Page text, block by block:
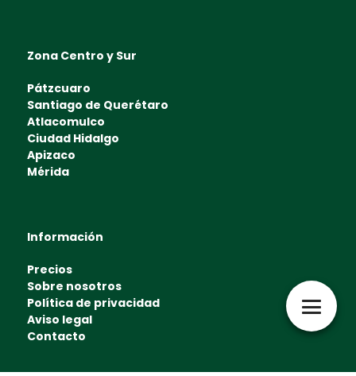
Zona Centro y Sur
Pátzcuaro
Santiago de Querétaro
Atlacomulco
Ciudad Hidalgo
Apizaco
Mérida
Información
Precios
Sobre nosotros
Política de privacidad
Aviso legal
Contacto